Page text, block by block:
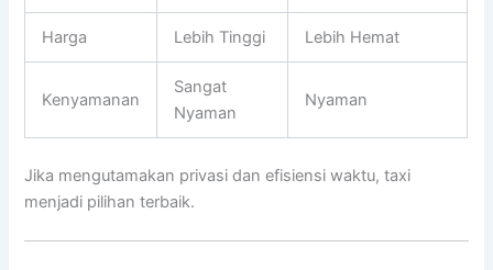
Harga Lebih Tinggi Lebih Hemat
Kenyamanan
Sangat
Nyaman
Nyaman
Jika mengutamakan privasi dan efisiensi waktu, taxi
menjadi pilihan terbaik.